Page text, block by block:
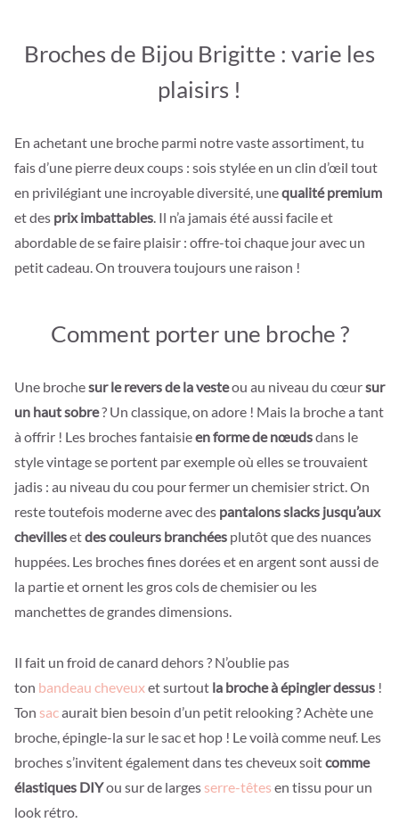
Broches de Bijou Brigitte : varie les
plaisirs !
En achetant une broche parmi notre vaste assortiment, tu
fais d’une pierre deux coups : sois stylée en un clin d’œil tout
en privilégiant une incroyable diversité, unequalité premium
et des prix imbattables. Il n’a jamais été aussi facile et
abordable de se faire plaisir : offre-toi chaque jour avec un
petit cadeau. On trouvera toujours une raison !
Comment porter une broche ?
Une brochesur le revers de la vesteou au niveau du cœursur
un haut sobre? Un classique, on adore ! Mais la broche a tant
à offrir ! Les broches fantaisieen forme de nœudsdans le
style vintage se portent par exemple où elles se trouvaient
jadis : au niveau du cou pour fermer un chemisier strict. On
reste toutefois moderne avec des pantalons slacks jusqu’aux
chevillesetdes couleurs branchées plutôt que des nuances
huppées. Les broches fines dorées et en argent sont aussi de
la partie et ornent les gros cols de chemisier ou les
manchettes de grandes dimensions.
Il fait un froid de canard dehors ? N’oublie pas
ton bandeau cheveuxet surtout la broche à épingler dessus !
Ton sacaurait bien besoin d’un petit relooking ? Achète une
broche, épingle-la sur le sac et hop ! Le voilà comme neuf. Les
broches s’invitent également dans tes cheveux soitcomme
élastiques DIYou sur de larges serre-têtes en tissu pour un
look rétro.